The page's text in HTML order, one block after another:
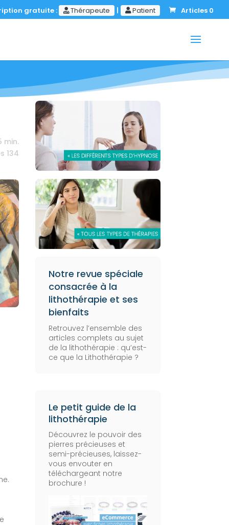
gratuite : Thérapeute | Patient Articles 0
min.
134
Notre revue spéciale
consacrée à la
lithothérapie et ses
bienfaits
Retrouvez l’ensemble des
articles complets au sujet
de la lithothérapie : qu’est-
ce que la Lithothérapie ?
Le petit guide de la
lithothérapie
Découvrez le pouvoir des
pierres précieuses et
semi-précieuses, laissez-
vous envouter en
téléchargeant notre
brochure !